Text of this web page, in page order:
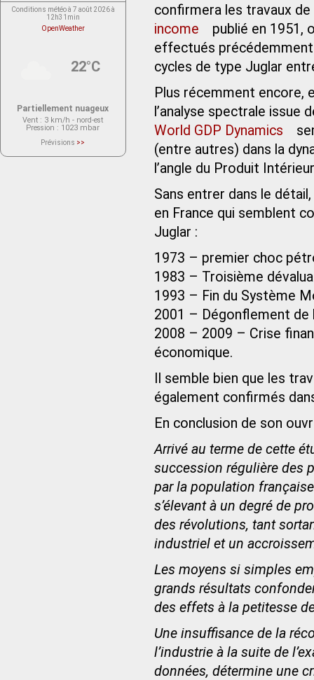
confirmera les travaux
income
publié en 1951,
effectués précédemment
cycles de type Juglar
Plus récemment encore,
l’analyse spectrale issue
World GDP Dynamics
(entre autres) dans la
l’angle du Produit
Sans entrer dans le
en France qui semblent
Juglar :
1973 – premier choc
1983 – Troisième
1993 – Fin du Système
2001 – Dégonflement de
2008 – 2009 – Crise
économique.
Il semble bien que les
également confirmés
En conclusion de son
Arrivé au terme de cette
succession régulière des
par la population
s’élevant à un degré de
des révolutions, tant
industriel et un
Les moyens si simples
grands résultats
des effets à la petitesse
Une insuffisance de la
l’industrie à la suite de
données, détermine une
Conditions météo à 7 août 2026 à
12h31min
OpenWeather
22°C
Partiellement nuageux
Vent : 3 km/h - nord-est
Pression : 1023 mbar
Prévisions >>
actuellement aucune prévision